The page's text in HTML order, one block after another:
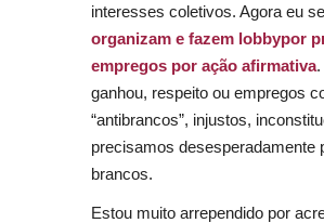
interesses coletivos. Agora eu
organizam e fazem lobbypor
empregos por ação afirmativa.
ganhou, respeito ou empregos
“antibrancos”, injustos,
precisamos desesperadamente
brancos.
Estou muito arrependido por